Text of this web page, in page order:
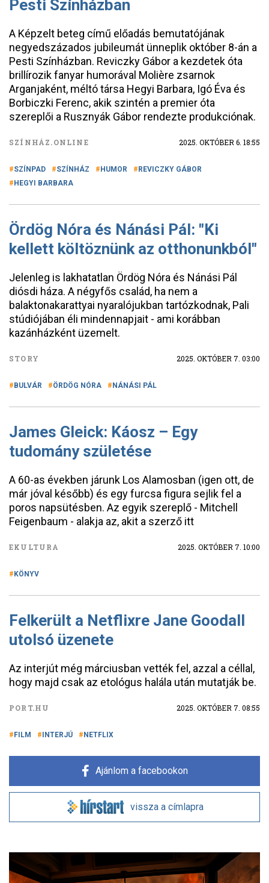
Pesti Színházban
A Képzelt beteg című előadás bemutatójának
negyedszázados jubileumát ünneplik október 8-án a
Pesti Színházban. Reviczky Gábor a kezdetek óta
brillírozik fanyar humorával Molière zsarnok
Arganjaként, méltó társa Hegyi Barbara, Igó Éva és
Borbiczki Ferenc, akik szintén a premier óta
szereplői a Rusznyák Gábor rendezte produkciónak.
SZÍNHÁZ.ONLINE 2025. OKTÓBER 6. 18:55
SZÍNPAD SZÍNHÁZ HUMOR
REVICZKY GÁBOR
HEGYI BARBARA
Ördög Nóra és Nánási Pál: "Ki
kellett költöznünk az otthonunkból"
Jelenleg is lakhatatlan Ördög Nóra és Nánási Pál
diósdi háza. A négyfős család, ha nem a
balaktonakarattyai nyaralójukban tartózkodnak, Pali
stúdiójában éli mindennapjait - ami korábban
kazánházként üzemelt.
STORY 2025. OKTÓBER 7. 03:00
BULVÁR ÖRDÖG NÓRA NÁNÁSI PÁL
James Gleick: Káosz – Egy
tudomány születése
A 60-as években járunk Los Alamosban (igen ott, de
már jóval később) és egy furcsa figura sejlik fel a
poros napsütésben. Az egyik szereplő - Mitchell
Feigenbaum - alakja az, akit a szerző itt
EKULTURA 2025. OKTÓBER 7. 10:00
KÖNYV
Felkerült a Netflixre Jane Goodall
utolsó üzenete
Az interjút még márciusban vették fel, azzal a céllal,
hogy majd csak az etológus halála után mutatják be.
PORT.HU 2025. OKTÓBER 7. 08:55
FILM INTERJÚ NETFLIX
Ajánlom a facebookon
vissza a címlapra